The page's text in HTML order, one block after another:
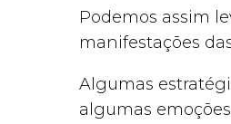
Podemos assim
manifestações
Algumas
algumas